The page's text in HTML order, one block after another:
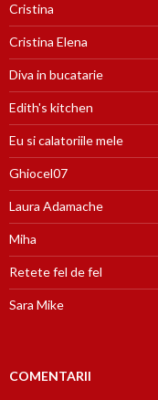
Cristina
Cristina Elena
Diva in bucatarie
Edith's kitchen
Eu si calatoriile mele
Ghiocel07
Laura Adamache
Miha
Retete fel de fel
Sara Mike
COMENTARII